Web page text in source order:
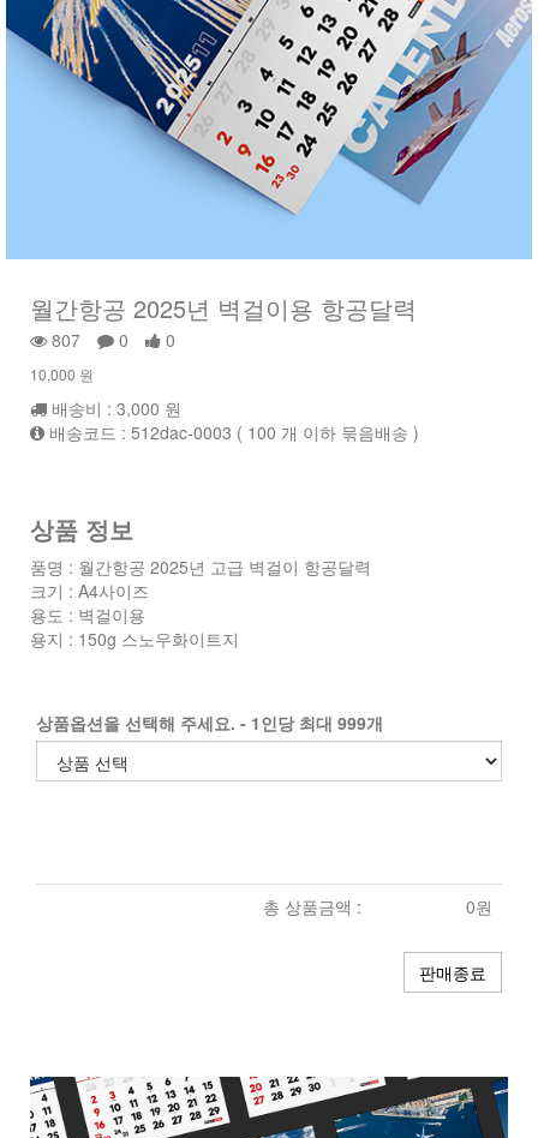
월간항공 2025년 벽걸이용 항공달력
807 0 0
10,000 원
배송비 : 3,000 원
배송코드 : 512dac-0003 ( 100 개 이하 묶음배송 )
상품 정보
품명 : 월간항공 2025년 고급 벽걸이 항공달력
크기 : A4사이즈
용도 : 벽걸이용
용지 : 150g 스노우화이트지
상품옵션을 선택해 주세요. - 1인당 최대 999개
총 상품금액 : 0원
판매종료